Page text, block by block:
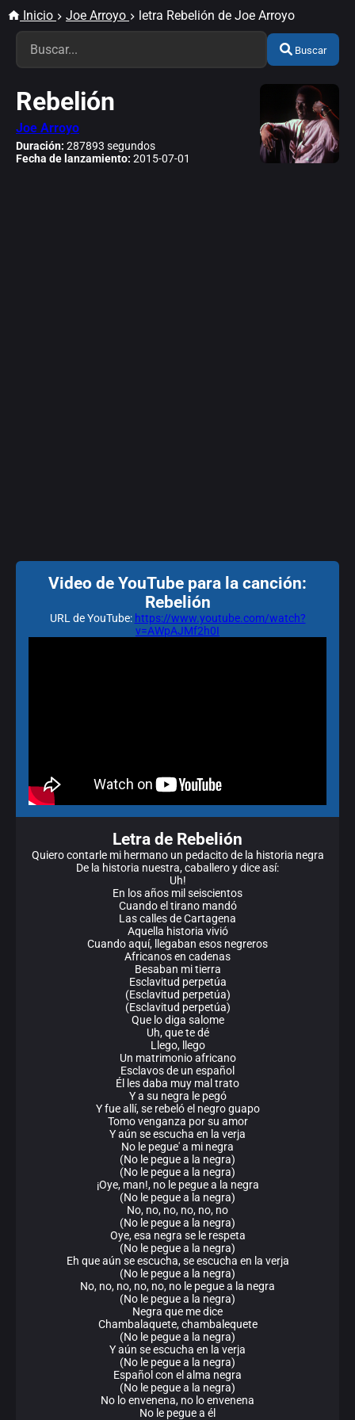
Inicio Joe Arroyo letra Rebelión de Joe Arroyo
Buscar
Rebelión
Joe Arroyo
Duración: 287893 segundos
Fecha de lanzamiento: 2015-07-01
Video de YouTube para la canción:
Rebelión
URL de YouTube: https://www.youtube.com/watch?
v=AWpAJMf2h0I
Letra de Rebelión
Quiero contarle mi hermano un pedacito de la historia negra
De la historia nuestra, caballero y dice así:
Uh!
En los años mil seiscientos
Cuando el tirano mandó
Las calles de Cartagena
Aquella historia vivió
Cuando aquí, llegaban esos negreros
Africanos en cadenas
Besaban mi tierra
Esclavitud perpetúa
(Esclavitud perpetúa)
(Esclavitud perpetúa)
Que lo diga salome
Uh, que te dé
Llego, llego
Un matrimonio africano
Esclavos de un español
Él les daba muy mal trato
Y a su negra le pegó
Y fue allí, se rebeló el negro guapo
Tomo venganza por su amor
Y aún se escucha en la verja
No le pegue' a mi negra
(No le pegue a la negra)
(No le pegue a la negra)
¡Oye, man!, no le pegue a la negra
(No le pegue a la negra)
No, no, no, no, no, no
(No le pegue a la negra)
Oye, esa negra se le respeta
(No le pegue a la negra)
Eh que aún se escucha, se escucha en la verja
(No le pegue a la negra)
No, no, no, no, no, no le pegue a la negra
(No le pegue a la negra)
Negra que me dice
Chambalaquete, chambalequete
(No le pegue a la negra)
Y aún se escucha en la verja
(No le pegue a la negra)
Español con el alma negra
(No le pegue a la negra)
No lo envenena, no lo envenena
No le pegue a él